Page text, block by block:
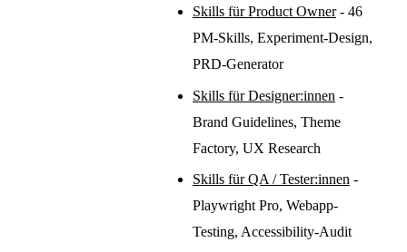
Skills für Product Owner- 46
PM-Skills, Experiment-Design,
PRD-Generator
Skills für Designer:innen -
Brand Guidelines, Theme
Factory, UX Research
Skills für QA / Tester:innen -
Playwright Pro, Webapp-
Testing, Accessibility-Audit